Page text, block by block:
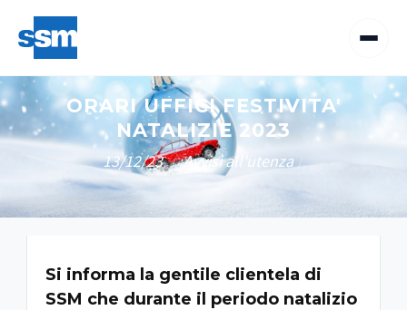
ORARI UFFICI FESTIVITA'
NATALIZIE 2023
13/12/23 / Avvisi all'utenza /
Si informa la gentile clientela di
SSM che durante il periodo natalizio